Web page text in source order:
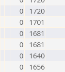
0
1720
0
1701
0
1681
0
1681
0
1640
0
1656